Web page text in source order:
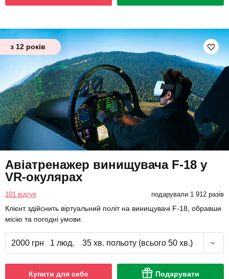
з 12 років
Авіатренажер винищувача F-18 у
VR-окулярах
101 відгук подарували 1 912 разів
Клієнт здійснить віртуальний політ на винищувачі F-18, обравши
місію та погодні умови.
2000 грн 1 люд. 35 хв. польоту (всього 50 хв.)
Купити для себе Подарувати